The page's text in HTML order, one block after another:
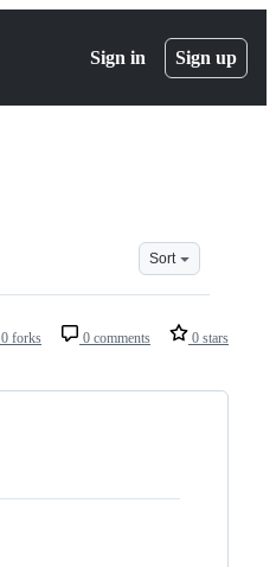
Sign in Sign up
Sort
0 forks 0 comments 0 stars